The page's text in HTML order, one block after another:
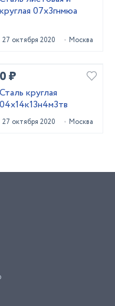
круглая 07х3гнмюа
27 октября 2020 Москва
0 ₽
Сталь круглая
04х14к13н4м3тв
27 октября 2020 Москва